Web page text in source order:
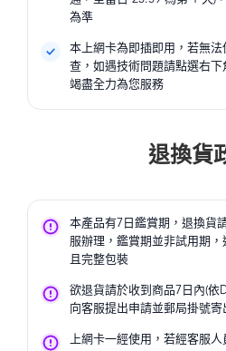
為準
本上網卡為即插即用，若無
查，如遇技術問題請點選右
竭盡全力為您服務
退換貨
本產品有7日鑑賞期，退換貨
服辦理，鑑賞期並非試用期
且完整包裝
欲退貨請於收到商品7日內(依
向客服提出申請並郵局掛號寄
上網卡一經使用，若經客服